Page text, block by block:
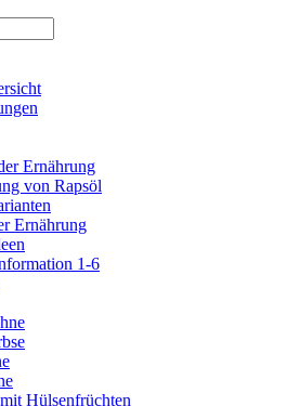
Ernährung
von Rapsöl
Ernährung
1-6
Hülsenfrüchten